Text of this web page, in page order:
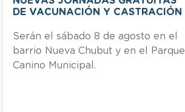
DE VACUNACIÓN Y CASTRACIÓN
Serán el sábado 8 de agosto en el
barrio Nueva Chubut y en el Parque
Canino Municipal.